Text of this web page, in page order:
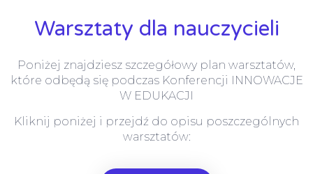
Warsztaty dla nauczycieli
Poniżej znajdziesz szczegółowy plan warsztatów,
które odbędą się podczas Konferencji INNOWACJE
W EDUKACJI
Kliknij poniżej i przejdź do opisu poszczególnych
warsztatów: